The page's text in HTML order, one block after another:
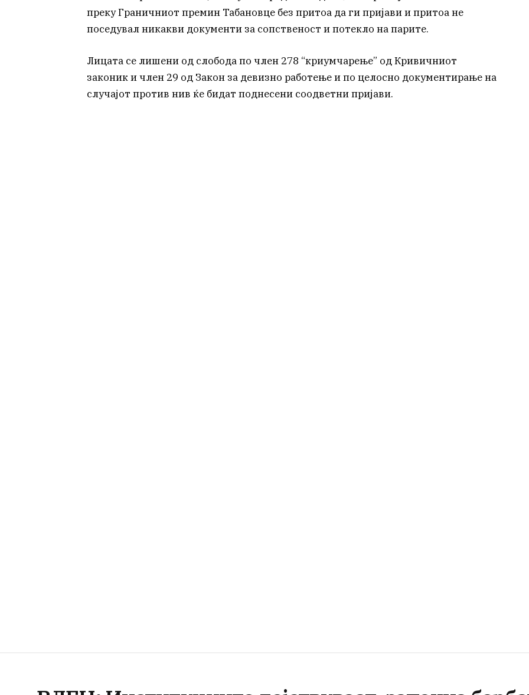
преку Граничниот премин Табановце без притоа да ги пријави и притоа не
поседувал никакви документи за сопственост и потекло на парите.
Лицата се лишени од слобода по член 278 “криумчарење” од Кривичниот
законик и член 29 од Закон за девизно работење и по целосно документирање на
случајот против нив ќе бидат поднесени соодветни пријави.